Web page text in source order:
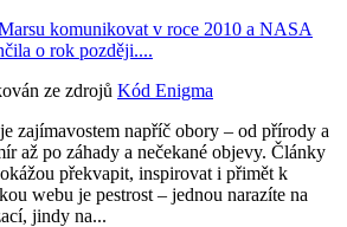
komunikovat v roce 2010 a NASA
o rok později....
ze zdrojů Kód Enigma
zajímavostem napříč obory – od přírody a
až po záhady a nečekané objevy. Články
překvapit, inspirovat i přimět k
webu je pestrost – jednou narazíte na
jindy na...